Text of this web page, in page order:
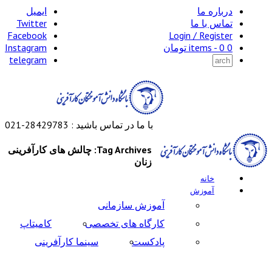
درباره ما
تماس با ما
Login / Register
0 items -
0 تومان
ایمیل
Twitter
Facebook
Instagram
telegram
با ما در تماس باشید : 28429783-021
خانه
آموزش
آموزش سازمانی
کارگاه های تخصصی
کامیتاپ
پادکست
سینما کارآفرینی
Tag Archives: چالش های کارآفرینی
زنان